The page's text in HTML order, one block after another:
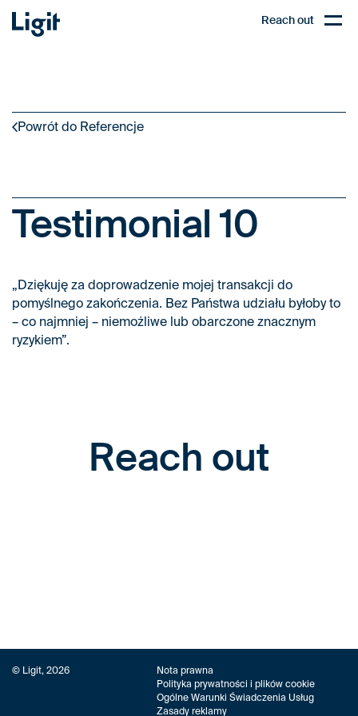
Ligit EN
Reach out Open,
Powrót do Referencje
Testimonial 10
„Dziękuję za doprowadzenie mojej transakcji do
pomyślnego zakończenia. Bez Państwa udziału byłoby to
– co najmniej – niemożliwe lub obarczone znacznym
ryzykiem”.
Reach out
© Ligit, 2026
Nota prawna
Polityka prywatności i plików cookie
Ogólne Warunki Świadczenia Usług
Zasady reklamy